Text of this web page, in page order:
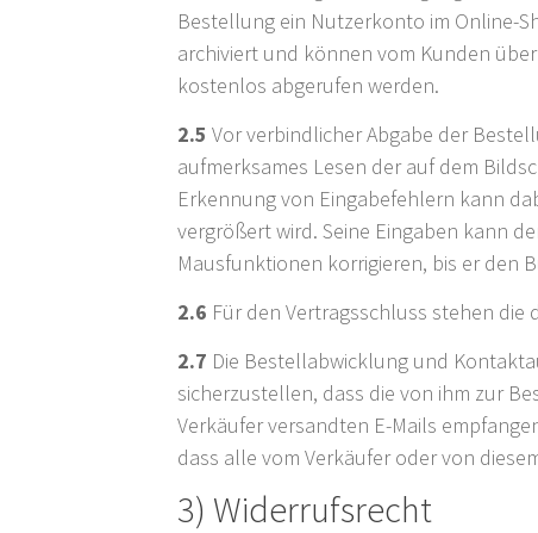
Bestellung ein Nutzerkonto im Online-
archiviert und können vom Kunden
kostenlos abgerufen werden.
2.5 Vor verbindlicher Abgabe der
aufmerksames Lesen der auf dem
Erkennung von Eingabefehlern kann
vergrößert wird. Seine Eingaben kann
Mausfunktionen korrigieren, bis er den
2.6 Für den Vertragsschluss stehen die
2.7 Die Bestellabwicklung und
sicherzustellen, dass die von ihm zur
Verkäufer versandten E-Mails
dass alle vom Verkäufer oder von
3) Widerrufsrecht